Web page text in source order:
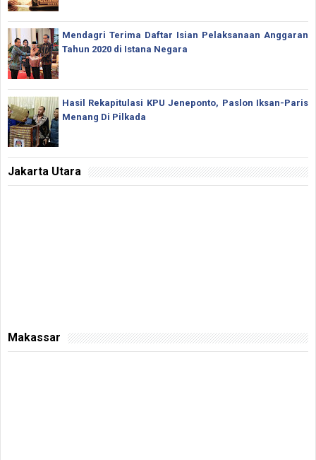
Mendagri Terima Daftar Isian Pelaksanaan Anggaran
Tahun 2020 di Istana Negara
Hasil Rekapitulasi KPU Jeneponto, Paslon Iksan-Paris
Menang Di Pilkada
Jakarta Utara
Makassar